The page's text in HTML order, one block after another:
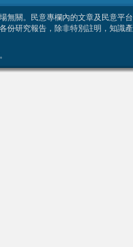
無關。民意專欄內的文章及民意平
份研究報告，除非特別註明，知識